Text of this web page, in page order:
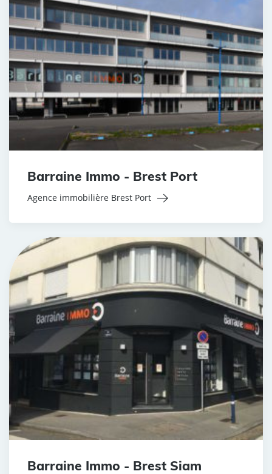
Barraine Immo - Brest Port
Agence immobilière Brest Port
Barraine Immo - Brest Siam